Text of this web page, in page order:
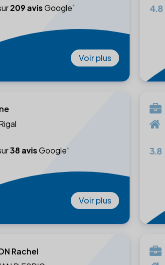
209 avisGoogle
Voir plus
4.8
38 avisGoogle
Voir plus
3.8
Rachel